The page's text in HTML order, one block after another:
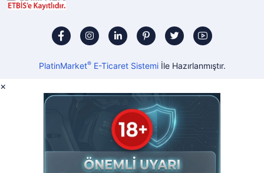
PlatinMarket®E-Ticaret Sistemiİle Hazırlanmıştır.
×